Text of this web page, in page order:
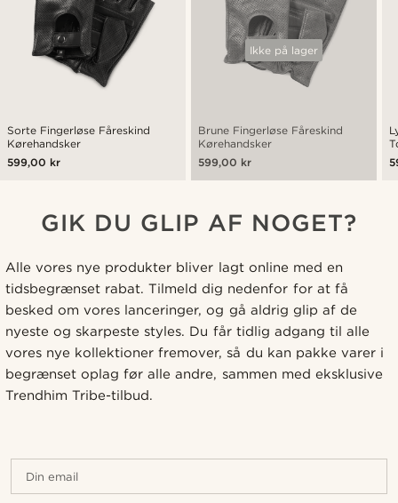
Sorte Fingerløse Fåreskind
Kørehandsker
599,00 kr
Ikke på lager
Brune Fingerløse Fåreskind
Kørehandsker
599,00 kr
GIK DU GLIP AF NOGET?
Alle vores nye produkter bliver lagt online med en
tidsbegrænset rabat. Tilmeld dig nedenfor for at få
besked om vores lanceringer, og gå aldrig glip af de
nyeste og skarpeste styles. Du får tidlig adgang til alle
vores nye kollektioner fremover, så du kan pakke varer i
begrænset oplag før alle andre, sammen med eksklusive
Trendhim Tribe-tilbud.
Din email